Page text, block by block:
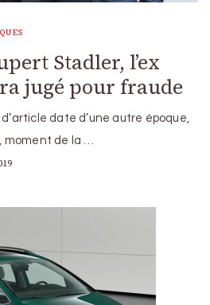
Stadler, l’ex
jugé pour fraude
date d’une autre époque,
moment de la …